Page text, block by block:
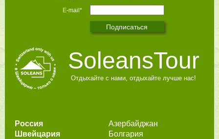
E-mail*
SoleansTour
Отдыхайте с нами, отдыхайте лучше нас!
Россия
Швейцария
Азербайджан
Болгария